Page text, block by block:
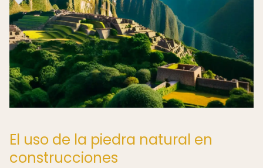
El uso de la piedra natural en
construcciones